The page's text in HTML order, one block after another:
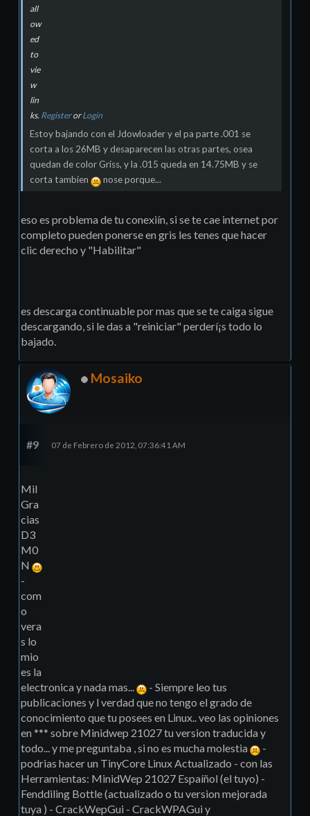
all
ow
ed
to
vie
w
lin
ks. RegisterorLogin
Estoy bajando con el Jdowloader y el pa parte .001 se
corta a los 26MB y desaparecen las otras partes, osea
quedan de color Griss, y la .015 queda en 14.75MB y se
corta tambien
nose porque...
eso es problema de tu conexiín, si se te cae internet por
completo pueden ponerse en gris les tenes que hacer
clic derecho y "Habilitar"
es descarga continuable por mas que se te caiga sigue
descargando, si le das a "reiniciar" perderí¡s todo lo
bajado.
Mosaiko
#9 07 de Febrero de 2012, 07:36:41 AM
Mil
Gra
cias
D3
M0
N
-
com
o
vera
s lo
mio
es la
electronica y nada mas...
- Siempre leo tus
publicaciones y l verdad que no tengo el grado de
conocimiento que tu posees en Linux.. veo las opiniones
en *** sobre Minidwep 21027 tu version traducida y
todo... y me preguntaba , si no es mucha molestia
-
podrias hacer un TinyCore Linux Actualizado - con las
Herramientas: MinidWep 21027 Espaíñol (el tuyo) -
Fenddiling Bottle (actualizado o tu version mejorada
tuya ) - CrackWepGui - CrackWPAGui y